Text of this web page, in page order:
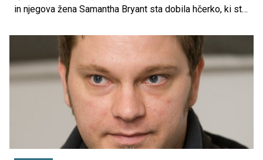
in njegova žena Samantha Bryant sta dobila hčerko, ki sta
dobila sestrico, s katero se bo lahko igrala.